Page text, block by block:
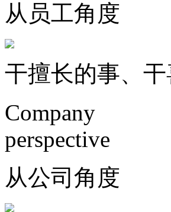
从员工角度
干擅长的事、
Company
perspective
从公司角度